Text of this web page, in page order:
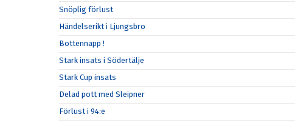
Snöplig förlust
Händelserikt i Ljungsbro
Bottennapp !
Stark insats i Södertälje
Stark Cup insats
Delad pott med Sleipner
Förlust i 94:e